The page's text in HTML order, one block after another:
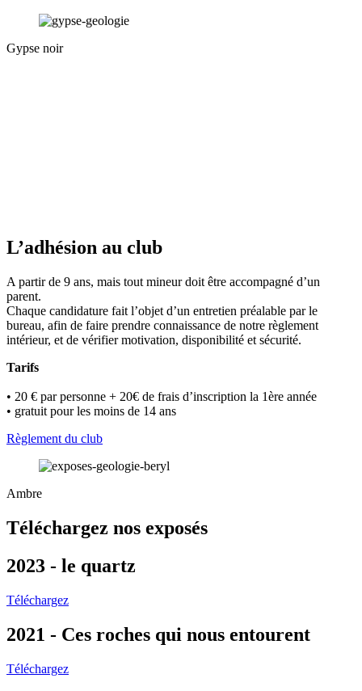
Gypse noir
L’adhésion au club
A partir de 9 ans, mais tout mineur doit être accompagné d’un
parent.
Chaque candidature fait l’objet d’un entretien préalable par le
bureau, afin de faire prendre connaissance de notre règlement
intérieur, et de vérifier motivation, disponibilité et sécurité.
Tarifs
• 20 € par personne + 20€ de frais d’inscription la 1ère année
• gratuit pour les moins de 14 ans
Règlement du club
Ambre
Téléchargez nos exposés
2023 - le quartz
Téléchargez
2021 - Ces roches qui nous entourent
Téléchargez